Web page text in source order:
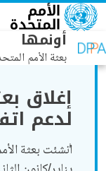
تجاوز إلى المحتوى
أونمها
بعثة الأمم
إغلاق
لدعم